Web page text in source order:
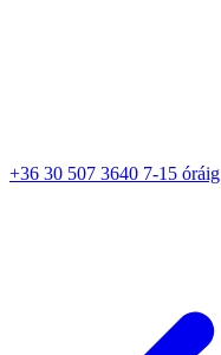
+36 30 507 3640 7-15 óráig